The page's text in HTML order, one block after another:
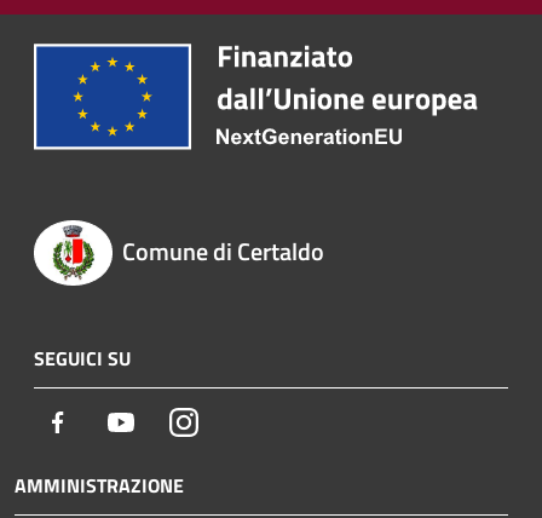
Comune di Certaldo
SEGUICI SU
Facebook YoutubeInstagram
AMMINISTRAZIONE